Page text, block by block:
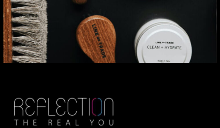
BARBER TECHNIQUES